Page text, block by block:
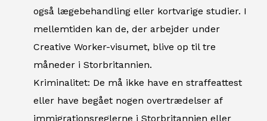
også lægebehandling eller kortvarige studier. I
mellemtiden kan de, der arbejder under
Creative Worker-visumet, blive op til tre
måneder i Storbritannien.
Kriminalitet: De må ikke have en straffeattest
eller have begået nogen overtrædelser af
immigrationsreglerne i Storbritannien eller